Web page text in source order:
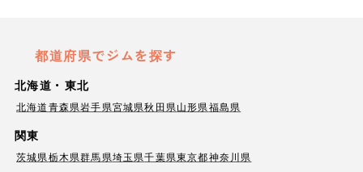
都道府県でジムを探す
北海道・東北
北海道青森県岩手県宮城県秋田県山形県福島県
関東
茨城県栃木県群馬県埼玉県千葉県東京都神奈川県